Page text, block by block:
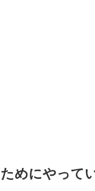
めにやって